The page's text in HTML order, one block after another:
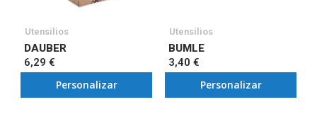
Utensilios
DAUBER
6,29 €
Personalizar
Utensilios
BUMLE
3,40 €
Personalizar